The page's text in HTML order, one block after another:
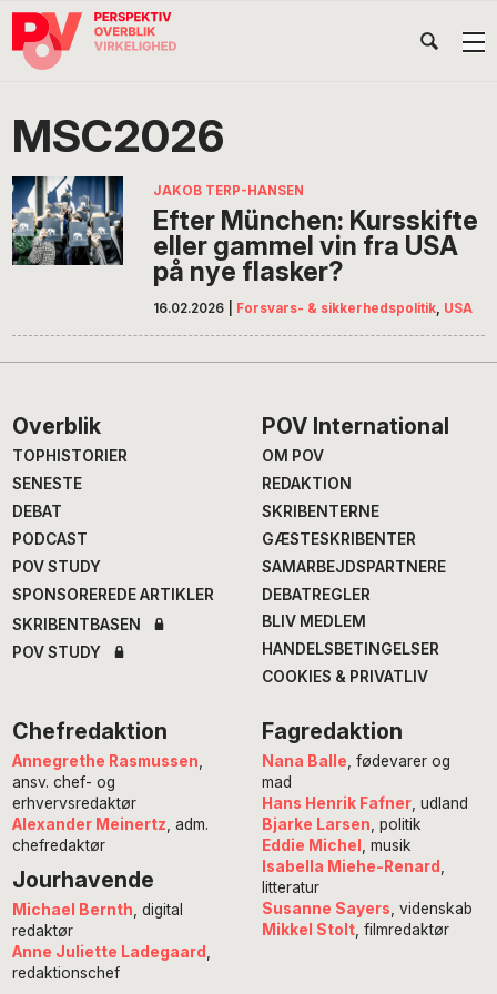
Gå
direkte
navigation
Skip
indhold
Gå
direkte
POV
International
MSC2026
JAKOB TERP-HANSEN
Efter München: Kursskifte
eller gammel vin fra USA
på nye flasker?
16.02.2026 Forsvars- & sikkerhedspolitik, USA
Footer
Overblik
TOPHISTORIER
SENESTE
DEBAT
PODCAST
POV STUDY
SPONSOREREDE ARTIKLER
SKRIBENTBASEN
POV STUDY
POV International
OM POV
REDAKTION
SKRIBENTERNE
GÆSTESKRIBENTER
SAMARBEJDSPARTNERE
DEBATREGLER
BLIV MEDLEM
HANDELSBETINGELSER
COOKIES & PRIVATLIV
Chefredaktion
Annegrethe Rasmussen
ansv. chef- og
erhvervsredaktør
Alexander Meinertz , adm.
chefredaktør
Jourhavende
Michael Bernth , digital
redaktør
Anne Juliette Ladegaard
redaktionschef
Fagredaktion
Nana Balle , fødevarer og
mad
Hans Henrik Fafner, udland
Bjarke Larsen , politik
Eddie Michel
, musik
Isabella Miehe-Renard
litteratur
Susanne Sayers , videnskab
Mikkel Stolt, filmredaktør